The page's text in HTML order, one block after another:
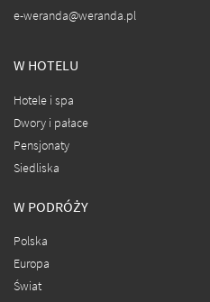
e-weranda@weranda.pl
W HOTELU
Hotele i spa
Dwory i pałace
Pensjonaty
Siedliska
W PODRÓŻY
Polska
Europa
Świat